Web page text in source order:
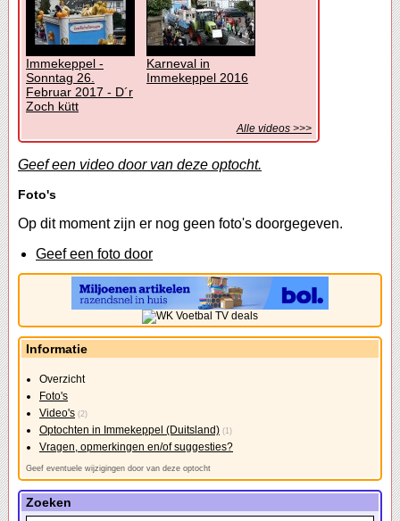
Immekeppel -
Sonntag 26.
Februar 2017 - D´r
Zoch kütt
Karneval in
Immekeppel 2016
Alle videos >>>
Geef een video door van deze optocht.
Foto's
Op dit moment zijn er nog geen foto's doorgegeven.
Geef een foto door
Informatie
Overzicht
Foto's
Video's (2)
Optochten in Immekeppel (Duitsland) (1)
Vragen, opmerkingen en/of suggesties?
Geef eventuele wijzigingen door van deze optocht
Zoeken